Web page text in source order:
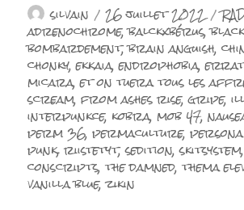
Auteur
silvain Publié
le
26 juillet 2022
adrenochrome,balckxbérus,
bombardement,brain anguish,
chonky,ekkaia,endrophobia,
micara,et on tuera tous les
scream,from ashes rise,gripe,
interpunkce, kobra,mob 47,
perm 36,permaculture,
punk,riistetyt,sedition,skitsystem
conscripts,the damned,thema
vanilla blue,zikin